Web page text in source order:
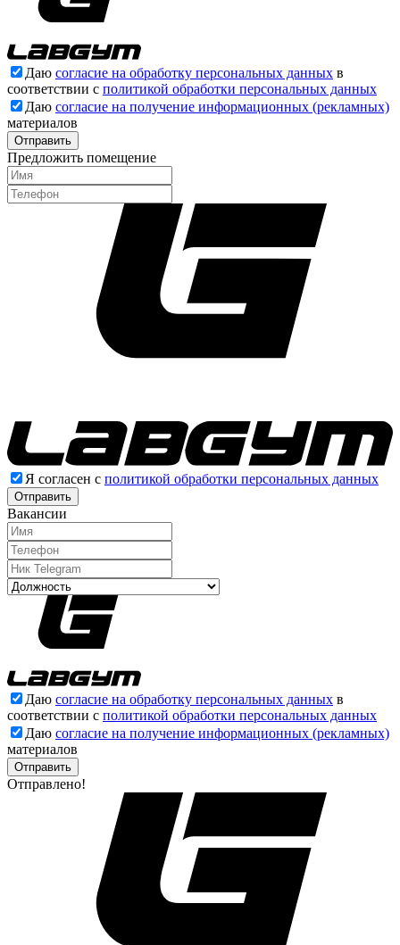
Даю согласие на обработку персональных данных в
соответствии с политикой обработки персональных данных
Даю согласие на получение информационных (рекламных)
материалов
Отправить
Предложить помещение
Я согласен с политикой обработки персональных данных
Отправить
Вакансии
Даю согласие на обработку персональных данных в
соответствии с политикой обработки персональных данных
Даю согласие на получение информационных (рекламных)
материалов
Отправлено!